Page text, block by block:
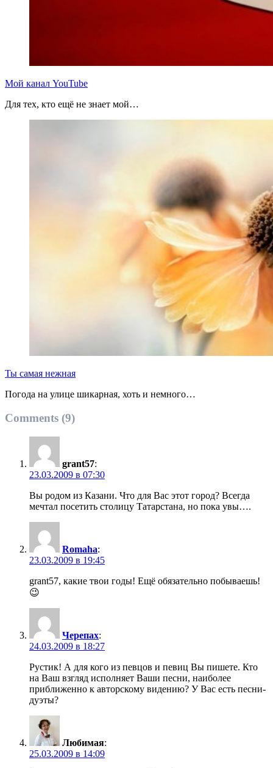
Мой канал YouTube
Для тех, кто ещё не знает мой…
Ты самая нежная
Погода на улице шикарная, хоть и немного…
Comments (9)
grant57:
23.03.2009 в 07:30
Вы родом из Казани. Что для Вас этот город? Всегда
мечтал посетить столицу Татарстана, но пока увы….
Romaha:
23.03.2009 в 19:45
grant57, какие твои годы! Ещё обязательно побываешь!
😉
Черепах:
24.03.2009 в 18:27
Рустик! А для кого из певцов и певиц Вы пишете. Кто
на Ваш взгляд исполняет Ваши песни, наиболее
приближенно к авторскому видению? У Вас есть песни-
дуэты?
Любимая:
25.03.2009 в 14:09